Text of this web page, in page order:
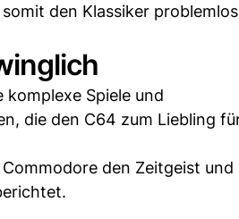
den Klassiker problemlos
Spiele und
die den C64 zum Liebling
den Zeitgeist und